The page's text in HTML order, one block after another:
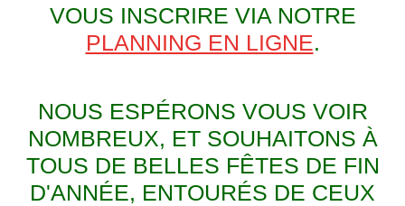
VOUS INSCRIRE VIA NOTRE
PLANNING EN LIGNE.
NOUS ESPÉRONS VOUS VOIR
NOMBREUX, ET SOUHAITONS À
TOUS DE BELLES FÊTES DE FIN
D'ANNÉE, ENTOURÉS DE CEUX